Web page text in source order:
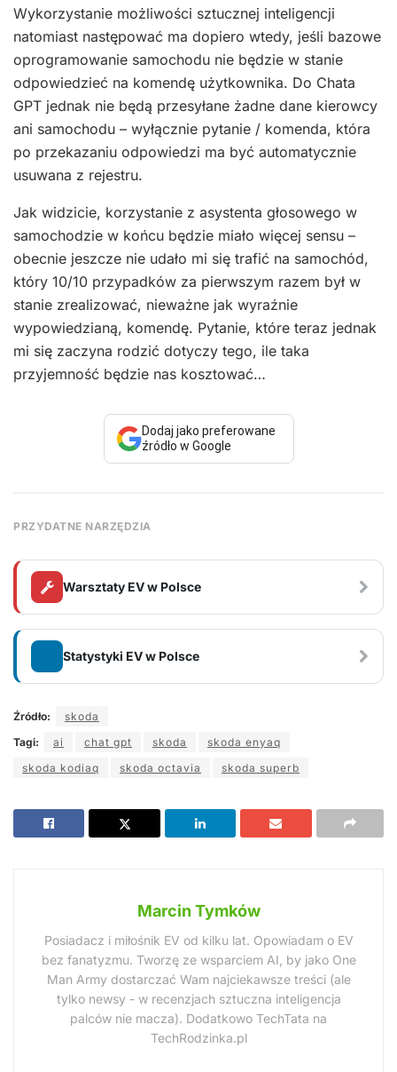
Wykorzystanie możliwości sztucznej inteligencji
natomiast następować ma dopiero wtedy, jeśli bazowe
oprogramowanie samochodu nie będzie w stanie
odpowiedzieć na komendę użytkownika. Do Chata
GPT jednak nie będą przesyłane żadne dane kierowcy
ani samochodu – wyłącznie pytanie / komenda, która
po przekazaniu odpowiedzi ma być automatycznie
usuwana z rejestru.
Jak widzicie, korzystanie z asystenta głosowego w
samochodzie w końcu będzie miało więcej sensu –
obecnie jeszcze nie udało mi się trafić na samochód,
który 10/10 przypadków za pierwszym razem był w
stanie zrealizować, nieważne jak wyraźnie
wypowiedzianą, komendę. Pytanie, które teraz jednak
mi się zaczyna rodzić dotyczy tego, ile taka
przyjemność będzie nas kosztować…
Dodaj jako preferowane
źródło w Google
PRZYDATNE NARZĘDZIA
Warsztaty EV w Polsce
Statystyki EV w Polsce
Źródło:
skoda
Tagi:
ai chat gpt skoda
skoda enyaq
skoda kodiaq
skoda octavia skoda superb
Marcin Tymków
Posiadacz i miłośnik EV od kilku lat. Opowiadam o EV
bez fanatyzmu. Tworzę ze wsparciem AI, by jako One
Man Army dostarczać Wam najciekawsze treści (ale
tylko newsy - w recenzjach sztuczna inteligencja
palców nie macza). Dodatkowo TechTata na
TechRodzinka.pl